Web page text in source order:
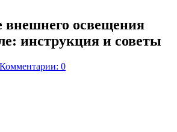
освещения
инструкция и советы
Комментарии: 0